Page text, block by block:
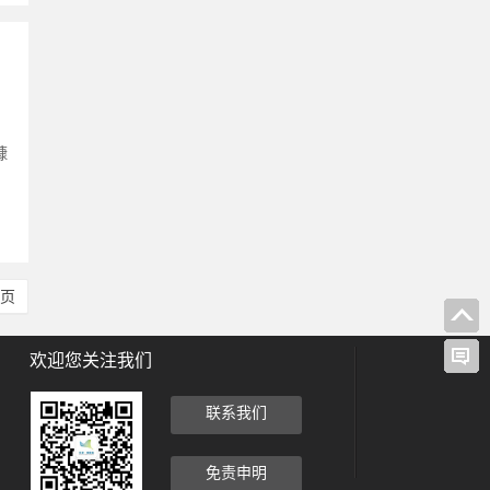
欢迎您关注我们
联系我们
免责申明